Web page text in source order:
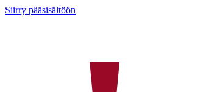
Siirry pääsisältöön